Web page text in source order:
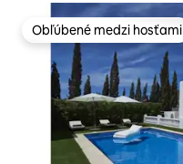
Obľúbené medzi hosťami
Obľúbené medzi hosťami